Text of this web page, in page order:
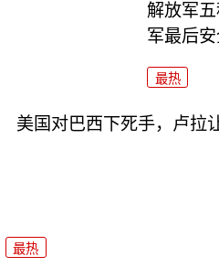
解放军
军最后
最热
美国对巴西下死手，卢拉
最热